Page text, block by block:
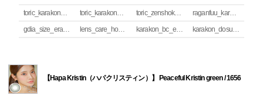
toric_karakon_takai_riyuu toric_karakon_real_review toric_zenshoku_review
raganfuu_karakon_erabikata
gdia_size_erabikata
lens_care_houhou karakon_bc_erabikata karakon_dosuu_erabikata
【Hapa Kristin（ハパクリスティン）】 Peaceful Kristin green / 1656